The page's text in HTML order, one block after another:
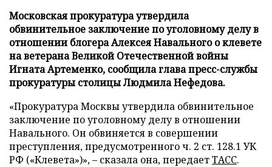
Московская прокуратура утвердила
обвинительное заключение по уголовному делу в
отношении блогера Алексея Навального о клевете
на ветерана Великой Отечественной войны
Игната Артеменко, сообщила глава пресс-службы
прокуратуры столицы Людмила Нефедова.
«Прокуратура Москвы утвердила обвинительное
заключение по уголовному делу в отношении
Навального. Он обвиняется в совершении
преступления, предусмотренного ч. 2 ст. 128.1 УК
РФ («Клевета»)», – сказала она, передаетТАСС.